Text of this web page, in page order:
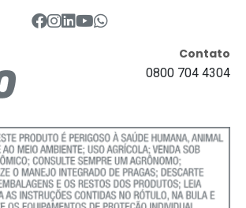
Contato
0800 704 4304